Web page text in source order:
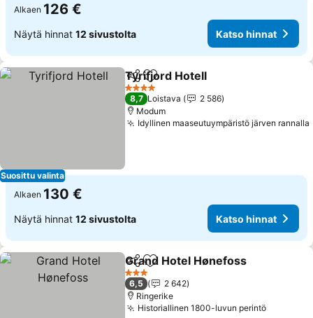
Alkaen 126 €
Näytä hinnat 12 sivustolta Katso hinnat
Suosittu valinta
Jaa Lisää suosikkeihin
Tyrifjord Hotell
4 Tähtiluokitus
8,7 Loistava
2 586
Modum
Idyllinen maaseutuympäristö järven rannalla
Alkaen 130 €
Näytä hinnat 12 sivustolta Katso hinnat
Jaa Lisää suosikkeihin
Grand Hotel Hønefoss
3 Tähtiluokitus
6,5
2 642
Ringerike
Historiallinen 1800-luvun perintöKatso